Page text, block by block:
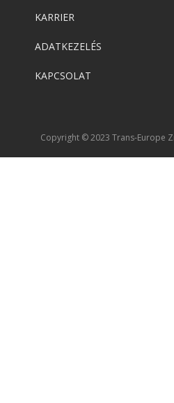
KARRIER
ADATKEZELÉS
KAPCSOLAT
Copyright © 2023 Trans-Europe